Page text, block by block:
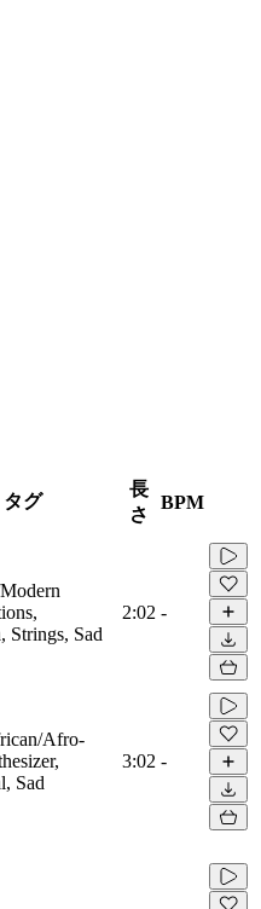
タグ
長
さ
BPM
Strings, Sad
2:02 -
Afro-
Sad
3:02 -